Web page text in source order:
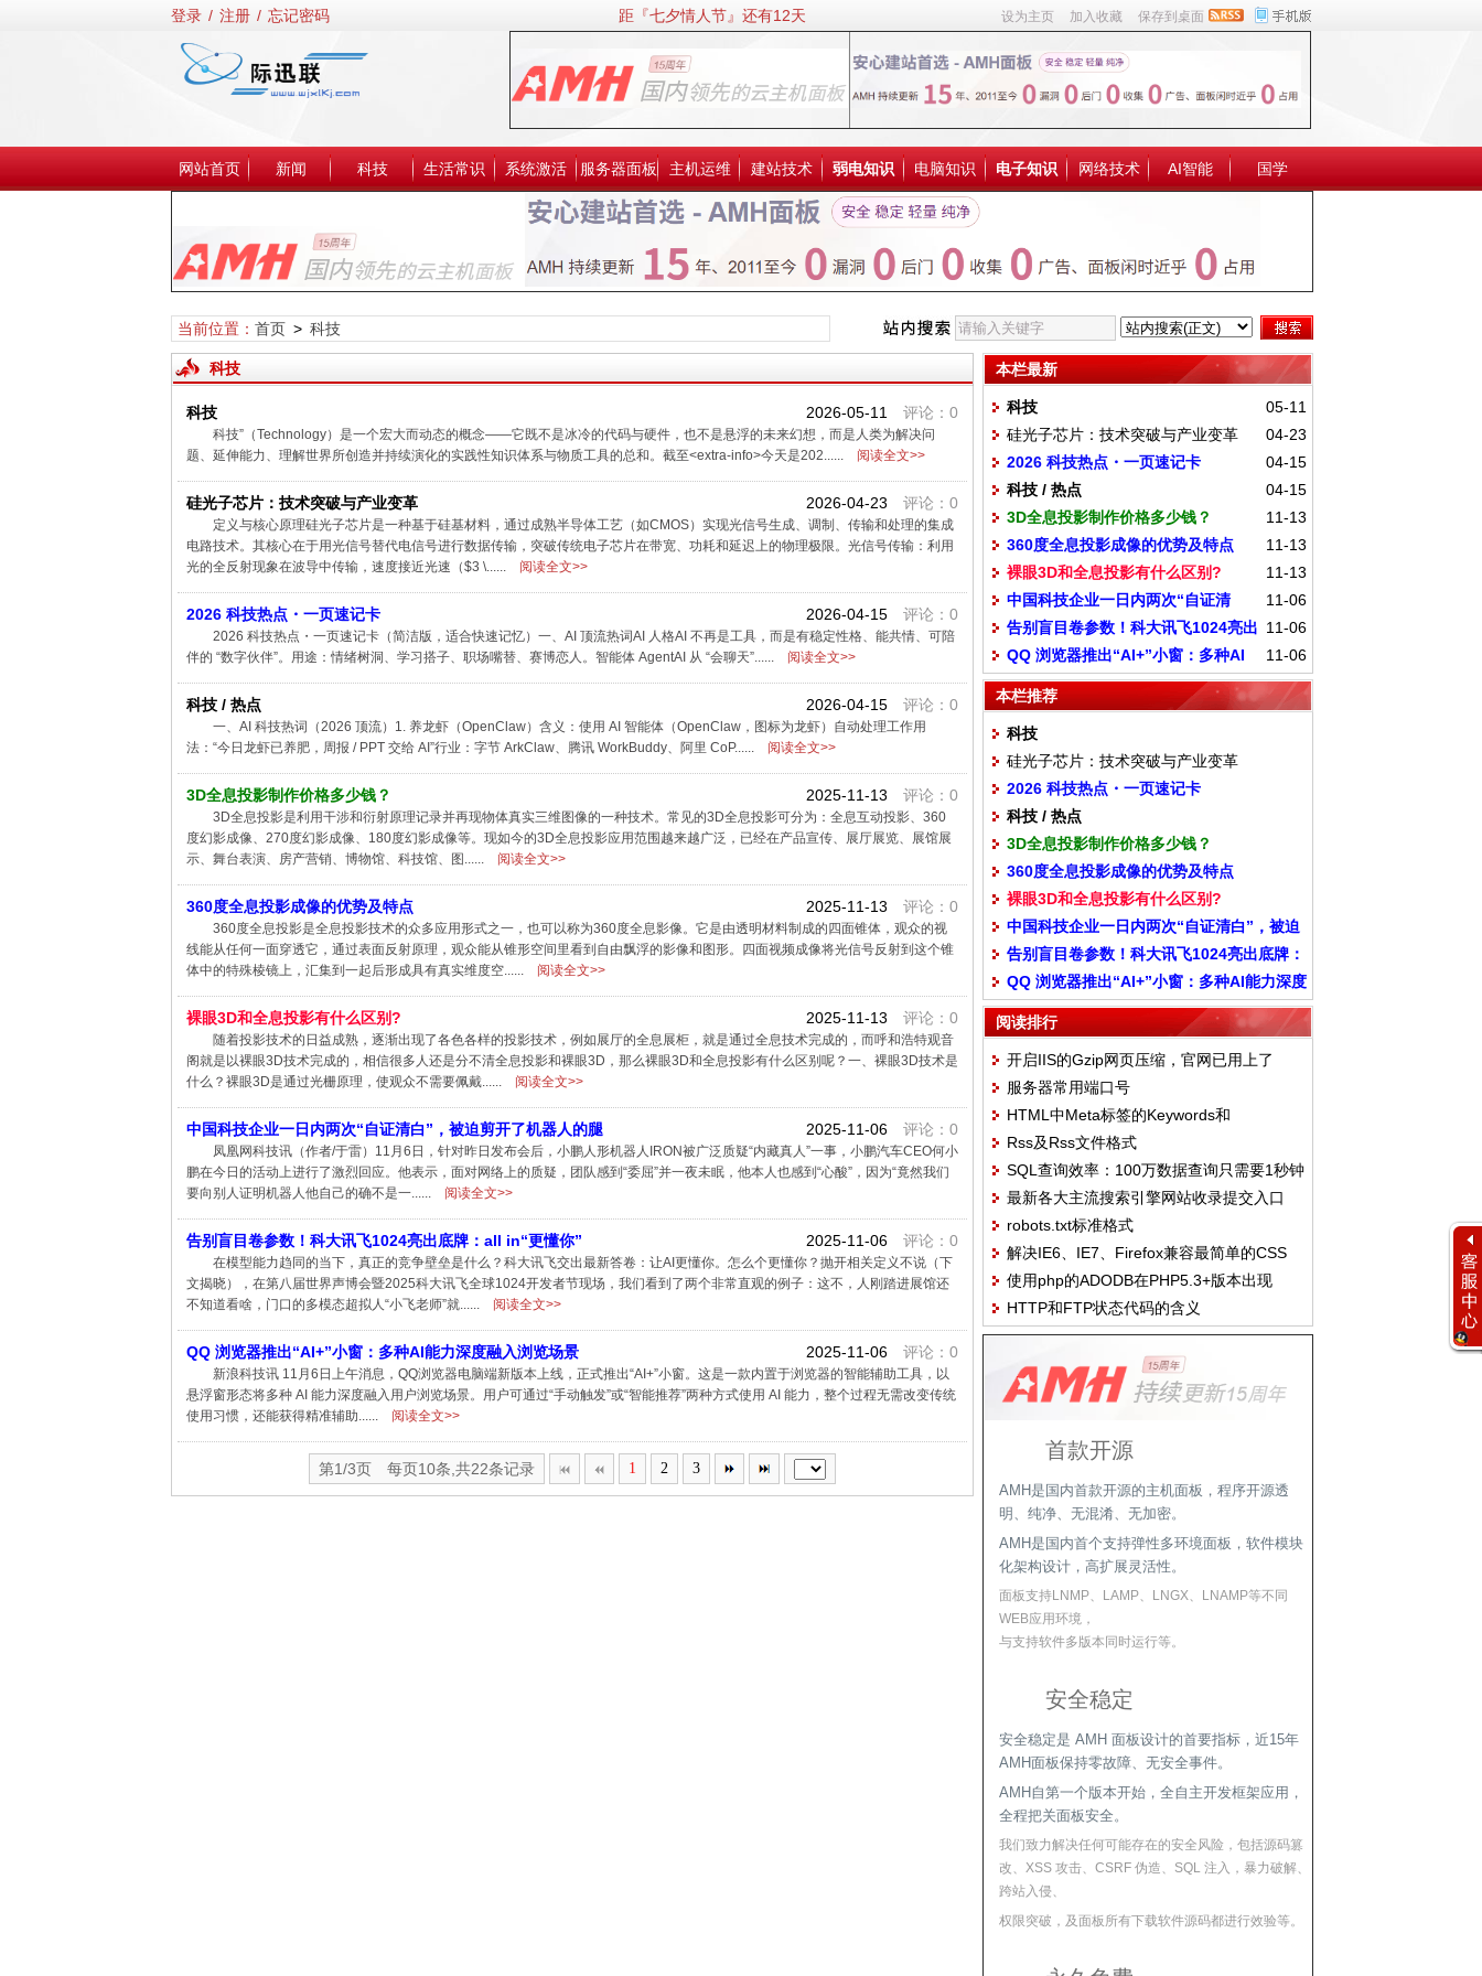
登录 / 注册 / 忘记密码 设为主页 加入收藏 保存到桌面
距『七夕情人节』还有12天
网站首页 新闻 科技 生活常识 系统激活 服务器面板 主机运维 建站技术 弱电知识 电脑知识 电子知识 网络技术 AI智能 国学
当前位置： 首页> 科技
科技
2026-05-11 评论：0
科技
科技”（Technology）是一个宏大而动态的概念——它既不是冰冷的代码与硬件，也不是悬浮的未来幻想，而是人类为解决问
题、延伸能力、理解世界所创造并持续演化的实践性知识体系与物质工具的总和。截至<extra-info>今天是202......
阅读全文>>
2026-04-23 评论：0
硅光子芯片：技术突破与产业变革
定义与核心原理硅光子芯片是一种基于硅基材料，通过成熟半导体工艺（如CMOS）实现光信号生成、调制、传输和处理的集成
电路技术。其核心在于用光信号替代电信号进行数据传输，突破传统电子芯片在带宽、功耗和延迟上的物理极限。光信号传输：利用
光的全反射现象在波导中传输，速度接近光速（$3 \......
阅读全文>>
2026-04-15评论：0
2026 科技热点・一页速记卡
2026 科技热点・一页速记卡（简洁版，适合快速记忆）一、AI 顶流热词AI 人格AI 不再是工具，而是有稳定性格、能共情、可陪
伴的 “数字伙伴”。用途：情绪树洞、学习搭子、职场嘴替、赛博恋人。智能体 AgentAI 从 “会聊天”......
阅读全文>>
2026-04-15评论：0
科技 / 热点
一、AI 科技热词（2026 顶流）1. 养龙虾（OpenClaw）含义：使用 AI 智能体（OpenClaw，图标为龙虾）自动处理工作用
法：“今日龙虾已养肥，周报 / PPT 交给 AI”行业：字节 ArkClaw、腾讯 WorkBuddy、阿里 CoP......
阅读全文>>
2025-11-13 评论：0
3D全息投影制作价格多少钱？
3D全息投影是利用干涉和衍射原理记录并再现物体真实三维图像的一种技术。常见的3D全息投影可分为：全息互动投影、360
度幻影成像、270度幻影成像、180度幻影成像等。现如今的3D全息投影应用范围越来越广泛，已经在产品宣传、展厅展览、展馆展
示、舞台表演、房产营销、博物馆、科技馆、图......
阅读全文>>
2025-11-13 评论：0
360度全息投影成像的优势及特点
360度全息投影是全息投影技术的众多应用形式之一，也可以称为360度全息影像。它是由透明材料制成的四面锥体，观众的视
线能从任何一面穿透它，通过表面反射原理，观众能从锥形空间里看到自由飘浮的影像和图形。四面视频成像将光信号反射到这个锥
体中的特殊棱镜上，汇集到一起后形成具有真实维度空......
阅读全文>>
2025-11-13 评论：0
裸眼3D和全息投影有什么区别?
随着投影技术的日益成熟，逐渐出现了各色各样的投影技术，例如展厅的全息展柜，就是通过全息技术完成的，而呼和浩特观音
阁就是以裸眼3D技术完成的，相信很多人还是分不清全息投影和裸眼3D，那么裸眼3D和全息投影有什么区别呢？一、裸眼3D技术是
什么？裸眼3D是通过光栅原理，使观众不需要佩戴......
阅读全文>>
2025-11-06评论：0
中国科技企业一日内两次“自证清白”，被迫剪开了机器人的腿
凤凰网科技讯（作者/于雷）11月6日，针对昨日发布会后，小鹏人形机器人IRON被广泛质疑“内藏真人”一事，小鹏汽车CEO何小
鹏在今日的活动上进行了激烈回应。他表示，面对网络上的质疑，团队感到“委屈”并一夜未眠，他本人也感到“心酸”，因为“竟然我们
要向别人证明机器人他自己的确不是一......
阅读全文>>
2025-11-06评论：0
告别盲目卷参数！科大讯飞1024亮出底牌：all in“更懂你”
在模型能力趋同的当下，真正的竞争壁垒是什么？科大讯飞交出最新答卷：让AI更懂你。怎么个更懂你？抛开相关定义不说（下
文揭晓），在第八届世界声博会暨2025科大讯飞全球1024开发者节现场，我们看到了两个非常直观的例子：这不，人刚踏进展馆还
不知道看啥，门口的多模态超拟人“小飞老师”就......
阅读全文>>
2025-11-06评论：0
QQ 浏览器推出“AI+”小窗：多种AI能力深度融入浏览场景
新浪科技讯 11月6日上午消息，QQ浏览器电脑端新版本上线，正式推出“AI+”小窗。这是一款内置于浏览器的智能辅助工具，以
悬浮窗形态将多种 AI 能力深度融入用户浏览场景。用户可通过“手动触发”或“智能推荐”两种方式使用 AI 能力，整个过程无需改变传统
使用习惯，还能获得精准辅助......
阅读全文>>
第1/3页 每页10条,共22条记录 1 2 3
本栏最新
05-11
科技
04-23
硅光子芯片：技术突破与产业变革
04-15
2026 科技热点・一页速记卡
04-15
科技 / 热点
11-13
3D全息投影制作价格多少钱？
11-13
360度全息投影成像的优势及特点
11-13
裸眼3D和全息投影有什么区别?
11-06
中国科技企业一日内两次“自证清
白”，被迫剪开了机器人的腿
11-06
告别盲目卷参数！科大讯飞1024亮出
底牌：all in“更懂你”
11-06
QQ 浏览器推出“AI+”小窗：多种AI
能力深度融入浏览场景
本栏推荐
科技
硅光子芯片：技术突破与产业变革
2026 科技热点・一页速记卡
科技 / 热点
3D全息投影制作价格多少钱？
360度全息投影成像的优势及特点
裸眼3D和全息投影有什么区别?
中国科技企业一日内两次“自证清白”，被迫
剪开了机器人的腿
告别盲目卷参数！科大讯飞1024亮出底牌：
all in“更懂你”
QQ 浏览器推出“AI+”小窗：多种AI能力深度
融入浏览场景
阅读排行
开启IIS的Gzip网页压缩，官网已用上了
服务器常用端口号
HTML中Meta标签的Keywords和
Description独特见解
Rss及Rss文件格式
SQL查询效率：100万数据查询只需要1秒钟
最新各大主流搜索引擎网站收录提交入口
（2011.10.14）
robots.txt标准格式
解决IE6、IE7、Firefox兼容最简单的CSS
Hack
使用php的ADODB在PHP5.3+版本出现
Class 'VARIANT' not found错误的解决方案
HTTP和FTP状态代码的含义
首款开源
AMH是国内首款开源的主机面板，程序开源透
明、纯净、无混淆、无加密。
AMH是国内首个支持弹性多环境面板，软件模块
化架构设计，高扩展灵活性。
面板支持LNMP、LAMP、LNGX、LNAMP等不同
WEB应用环境，
与支持软件多版本同时运行等。
安全稳定
安全稳定是 AMH 面板设计的首要指标，近15年
AMH面板保持零故障、无安全事件。
AMH自第一个版本开始，全自主开发框架应用，
全程把关面板安全。
我们致力解决任何可能存在的安全风险，包括源码篡
改、XSS 攻击、CSRF 伪造、SQL 注入，暴力破解、
跨站入侵、
权限突破，及面板所有下载软件源码都进行效验等。